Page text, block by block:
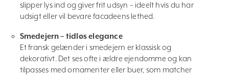
slipper lys ind og giver frit udsyn – ideelt hvis du har
udsigt eller vil bevare facadeens lethed.
Smedejern – tidløs elegance
Et fransk gelænder i smedejern er klassisk og
dekorativt. Det ses ofte i ældre ejendomme og kan
tilpasses med ornamenter eller buer, som matcher